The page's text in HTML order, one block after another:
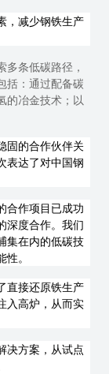
，减少钢铁生产
条低碳路径，
括：通过配备碳
的冶金技术；以
固的合作伙伴关
表达了对中国钢
合作项目已成功
深度合作。我们
集在内的低碳技
。
直接还原铁生产
入高炉，从而实
决方案，从试点